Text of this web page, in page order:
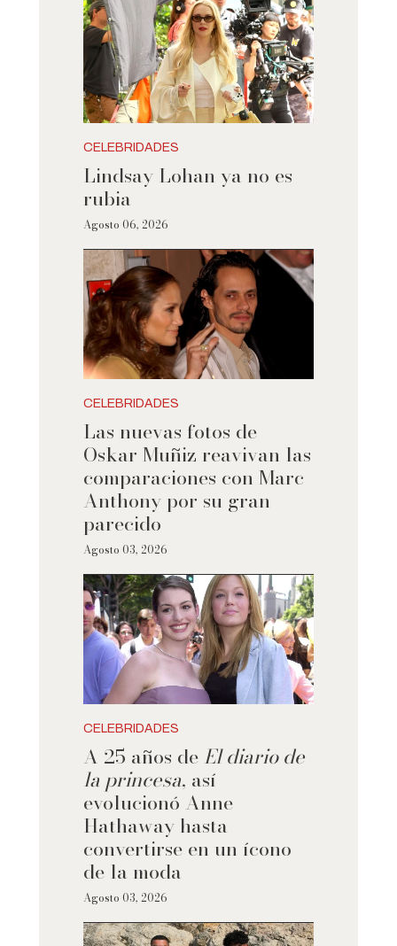
CELEBRIDADES
Lindsay Lohan ya no es
rubia
Agosto 06, 2026
CELEBRIDADES
Las nuevas fotos de
Oskar Muñiz reavivan las
comparaciones con Marc
Anthony por su gran
parecido
Agosto 03, 2026
CELEBRIDADES
A 25 años de El diario de
la princesa, así
evolucionó Anne
Hathaway hasta
convertirse en un ícono
de la moda
Agosto 03, 2026